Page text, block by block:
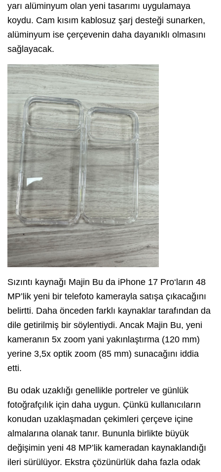
yarı alüminyum olan yeni tasarımı uygulamaya
koydu. Cam kısım kablosuz şarj desteği sunarken,
alüminyum ise çerçevenin daha dayanıklı olmasını
sağlayacak.
Sızıntı kaynağı Majin Bu da iPhone 17 Pro‘ların 48
MP’lik yeni bir telefoto kamerayla satışa çıkacağını
belirtti. Daha önceden farklı kaynaklar tarafından da
dile getirilmiş bir söylentiydi. Ancak Majin Bu, yeni
kameranın 5x zoom yani yakınlaştırma (120 mm)
yerine 3,5x optik zoom (85 mm) sunacağını iddia
etti.
Bu odak uzaklığı genellikle portreler ve günlük
fotoğrafçılık için daha uygun. Çünkü kullanıcıların
konudan uzaklaşmadan çekimleri çerçeve içine
almalarına olanak tanır. Bununla birlikte büyük
değişimin yeni 48 MP’lik kameradan kaynaklandığı
ileri sürülüyor. Ekstra çözünürlük daha fazla odak